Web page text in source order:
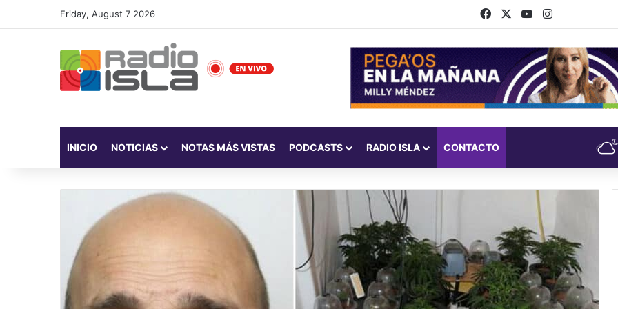
Friday, August 7 2026 FacebookYouTubeInstagram
INICIO NOTICIAS NOTAS MÁS VISTAS PODCASTS RADIO ISLA CONTACTO